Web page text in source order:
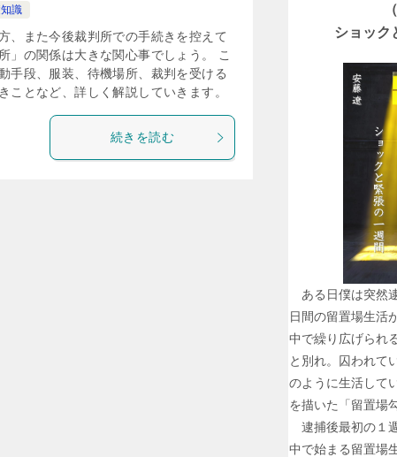
識
、また今後裁判所での手続きを控えて
」の関係は大きな関心事でしょう。 こ
手段、服装、待機場所、裁判を受ける
ことなど、詳しく解説していきます。
続きを読む
ショック
ある日僕は突然
日間の留置場生活
中で繰り広げられ
と別れ。囚われて
のように生活して
を描いた「留置場
逮捕後最初の１
中で始まる留置場